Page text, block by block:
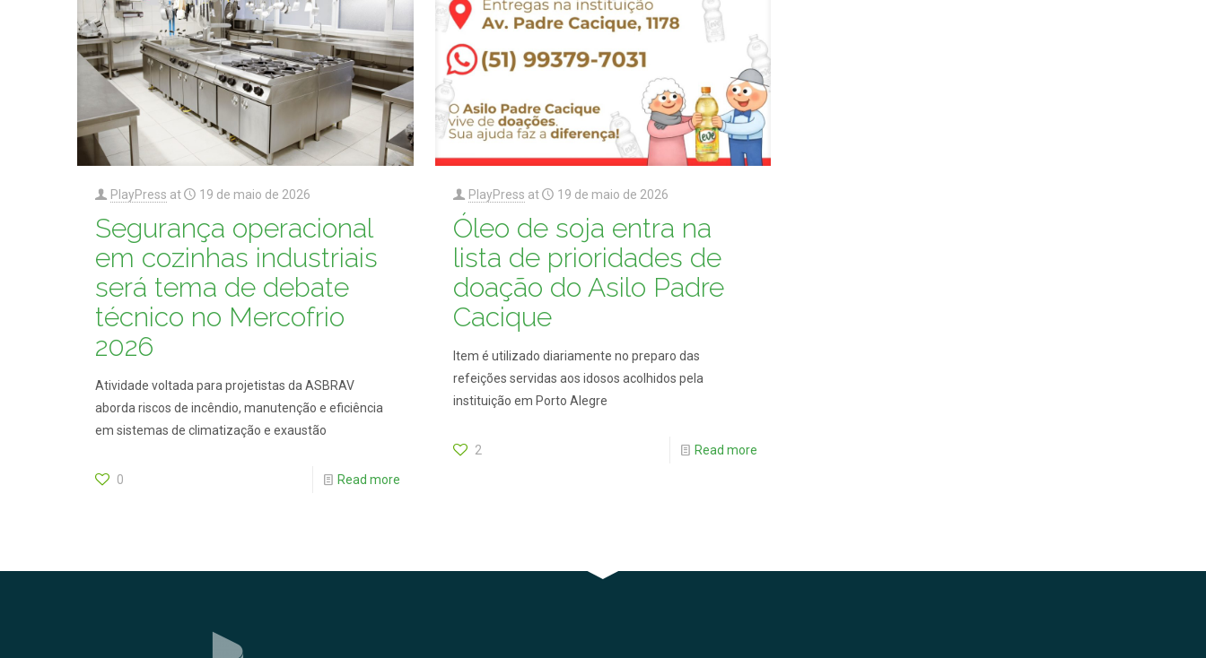
PlayPress at 19 de maio de 2026
Segurança operacional
em cozinhas industriais
será tema de debate
técnico no Mercofrio
2026
Atividade voltada para projetistas da ASBRAV
aborda riscos de incêndio, manutenção e eficiência
em sistemas de climatização e exaustão
0 Read more
PlayPress at 19 de maio de 2026
Óleo de soja entra na
lista de prioridades de
doação do Asilo Padre
Cacique
Item é utilizado diariamente no preparo das
refeições servidas aos idosos acolhidos pela
instituição em Porto Alegre
2 Read more